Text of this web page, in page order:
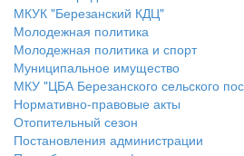
МКУК "Березанский КДЦ"
Молодежная политика
Молодежная политика и спорт
Муниципальное имущество
МКУ "ЦБА Березанского сельского
Нормативно-правовые акты
Отопительный сезон
Постановления администрации